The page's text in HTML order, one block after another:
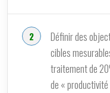
Définir des
cibles
traitement de
de « productivité